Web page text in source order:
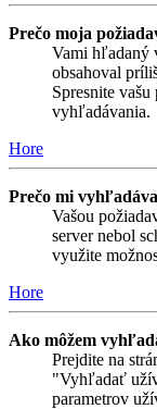
Prečo moja
Vami hľadaný
obsahoval
Spresnite
vyhľadávania.
Hore
Prečo mi
Vašou
server nebol
využite
Hore
Ako môžem
Prejdite na
"Vyhľadať
parametrov